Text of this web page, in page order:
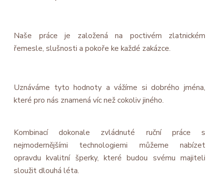
Naše práce je založená na poctivém zlatnickém
řemesle, slušnosti a pokoře ke každé zakázce.
Uznáváme tyto hodnoty a vážíme si dobrého jména,
které pro nás znamená víc než cokoliv jiného.
Kombinací dokonale zvládnuté ruční práce s
nejmodernějšími technologiemi můžeme nabízet
opravdu kvalitní šperky, které budou svému majiteli
sloužit dlouhá léta.